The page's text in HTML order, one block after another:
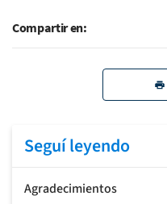
Compartir en:
Seguí leyendo
Agradecimientos